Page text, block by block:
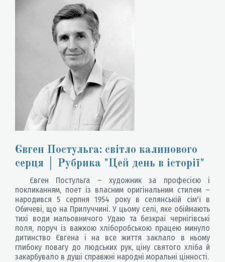
Євген Постульга: світло калинового
серця │ Рубрика "Цей день в історії"
Євген Постульга – художник за професією і
покликанням, поет із власним оригінальним стилем –
народився 5 серпня 1954 року в селянській сім'ї в
Обичеві, що на Прилуччині. У цьому селі, яке обіймають
тихі води мальовничого Удаю та безкраї чернігівські
поля, поруч із важкою хліборобською працею минуло
дитинство Євгена і на все життя заклало в ньому
глибоку повагу до людських рук, ціну святого хліба й
закарбувало в душі справжні народні моральні цінності.